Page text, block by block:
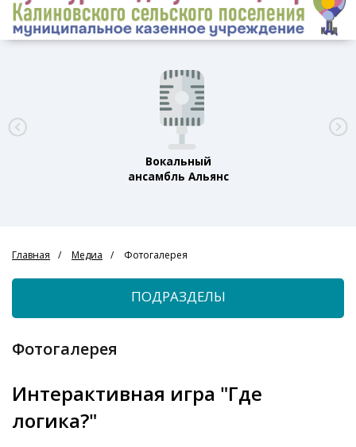
Вокальный
ансамбль Альянс
Главная Медиа Фотогалерея
ПОДРАЗДЕЛЫ
Фотогалерея
Интерактивная игра "Где
логика?"